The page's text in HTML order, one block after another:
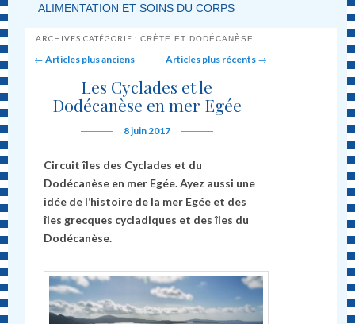
ALIMENTATION ET SOINS DU CORPS
ARCHIVES CATÉGORIE :CRÈTE ET DODÉCANÈSE
Post navigation
← Articles plus anciens Articles plus récents →
Les Cyclades et le
Dodécanèse en mer Egée
8 juin 2017
Circuit îles des Cyclades et du
Dodécanèse en mer Egée. Ayez aussi une
idée de l’histoire de la mer Egée et des
îles grecques cycladiques et des îles du
Dodécanèse.